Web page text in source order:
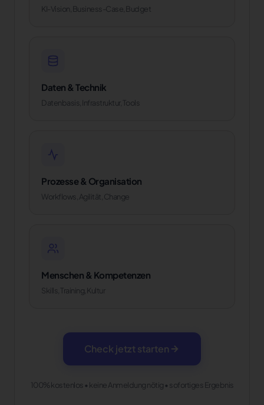
KI-Vision, Business-Case, Budget
Daten & Technik
Datenbasis, Infrastruktur, Tools
Prozesse & Organisation
Workflows, Agilität, Change
Menschen & Kompetenzen
Skills, Training, Kultur
Check jetzt starten
100% kostenlos • keine Anmeldung nötig • sofortiges Ergebnis